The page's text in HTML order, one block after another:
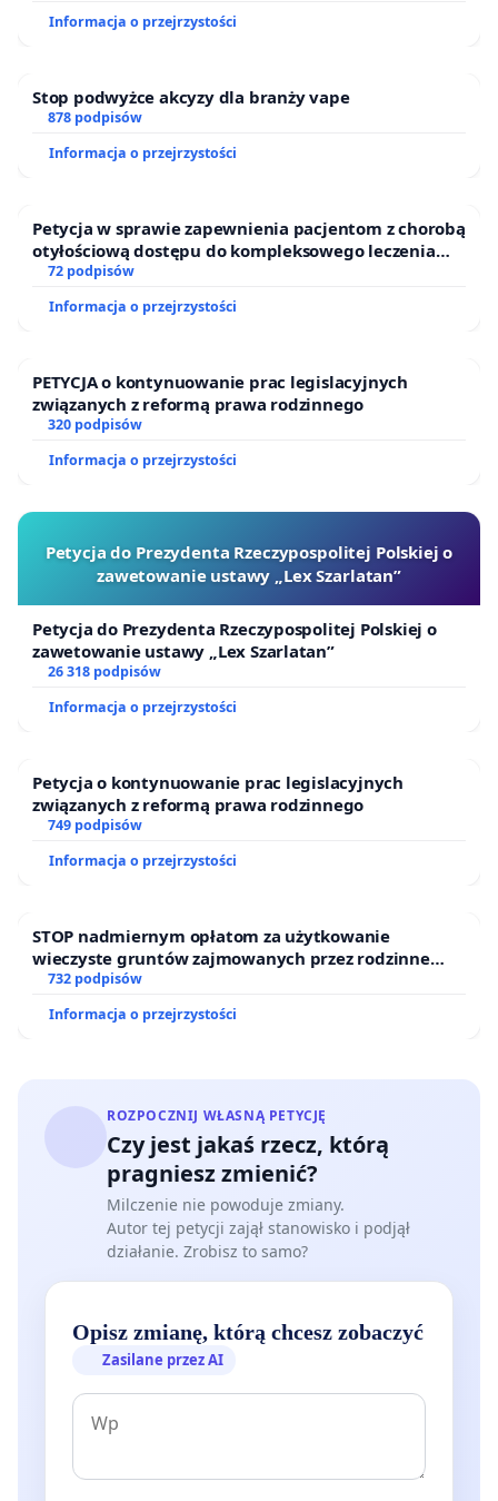
Informacja o przejrzystości
Stop podwyżce akcyzy dla branży vape
878 podpisów
Informacja o przejrzystości
Petycja w sprawie zapewnienia pacjentom z chorobą
otyłościową dostępu do kompleksowego leczenia
oraz programów profilaktycznych.
72 podpisów
Informacja o przejrzystości
PETYCJA o kontynuowanie prac legislacyjnych
związanych z reformą prawa rodzinnego
320 podpisów
Informacja o przejrzystości
Petycja do Prezydenta Rzeczypospolitej Polskiej o
zawetowanie ustawy „Lex Szarlatan”
Petycja do Prezydenta Rzeczypospolitej Polskiej o
zawetowanie ustawy „Lex Szarlatan”
26 318 podpisów
Informacja o przejrzystości
Petycja o kontynuowanie prac legislacyjnych
związanych z reformą prawa rodzinnego
749 podpisów
Informacja o przejrzystości
STOP nadmiernym opłatom za użytkowanie
wieczyste gruntów zajmowanych przez rodzinne
ogrody działkowe.
732 podpisów
Informacja o przejrzystości
ROZPOCZNIJ WŁASNĄ PETYCJĘ
Czy jest jakaś rzecz, którą
pragniesz zmienić?
Milczenie nie powoduje zmiany.
Autor tej petycji zajął stanowisko i podjął
działanie. Zrobisz to samo?
Opisz zmianę, którą chcesz zobaczyć
Zasilane przez AI